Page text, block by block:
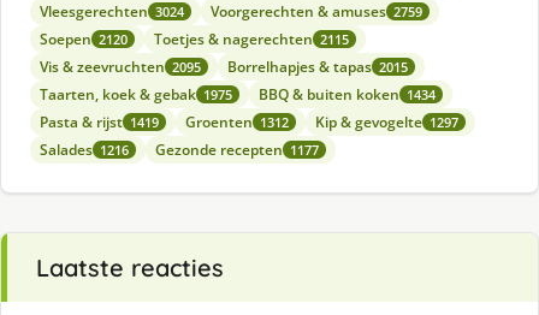
Vleesgerechten 3024 Voorgerechten & amuses 2759
Soepen 2120 Toetjes & nagerechten 2115
Vis & zeevruchten 2095 Borrelhapjes & tapas 2015
Taarten, koek & gebak 1975 BBQ & buiten koken 1434
Pasta & rijst 1419 Groenten 1312 Kip & gevogelte 1297
Salades 1216 Gezonde recepten 1177
Laatste reacties